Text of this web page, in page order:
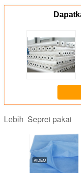
Lebih Seprei pakai